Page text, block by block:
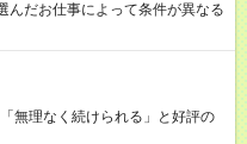
だお仕事によって条件が異なる
無理なく続けられる」と好評の